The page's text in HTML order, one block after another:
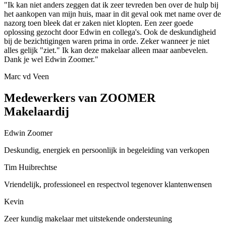
"Ik kan niet anders zeggen dat ik zeer tevreden ben over de hulp bij
het aankopen van mijn huis, maar in dit geval ook met name over de
nazorg toen bleek dat er zaken niet klopten. Een zeer goede
oplossing gezocht door Edwin en collega's. Ook de deskundigheid
bij de bezichtigingen waren prima in orde. Zeker wanneer je niet
alles gelijk "ziet." Ik kan deze makelaar alleen maar aanbevelen.
Dank je wel Edwin Zoomer."
Marc vd Veen
Medewerkers van ZOOMER
Makelaardij
Edwin Zoomer
Deskundig, energiek en persoonlijk in begeleiding van verkopen
Tim Huibrechtse
Vriendelijk, professioneel en respectvol tegenover klantenwensen
Kevin
Zeer kundig makelaar met uitstekende ondersteuning